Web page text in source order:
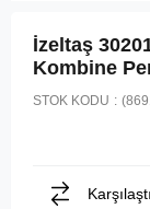
İzeltaş
Kombine
STOK KODU